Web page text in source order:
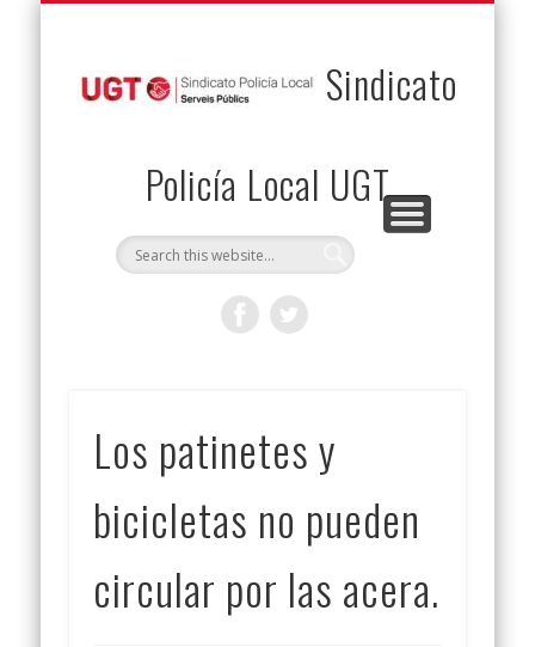
Sindicato
Policía Local UGT
Los patinetes y
bicicletas no pueden
circular por las acera.